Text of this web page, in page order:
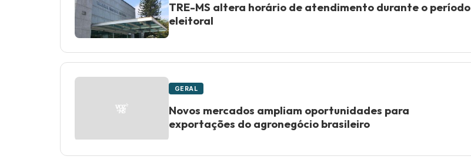
TRE-MS altera horário de atendimento durante o período
eleitoral
GERAL
Novos mercados ampliam oportunidades para
exportações do agronegócio brasileiro